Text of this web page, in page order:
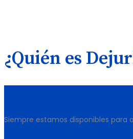
¿Quién es
Siempre estamos disponibles para